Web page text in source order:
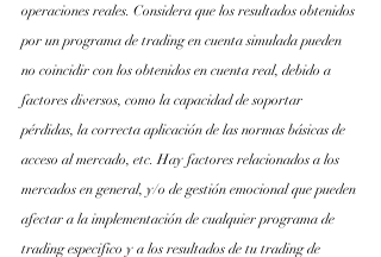
operaciones reales. Considera que los resultados obtenidos
por un programa de trading en cuenta simulada pueden
no coincidir con los obtenidos en cuenta real, debido a
factores diversos, como la capacidad de soportar
pérdidas, la correcta aplicación de las normas básicas de
acceso al mercado, etc. Hay factores relacionados a los
mercados en general, y/o de gestión emocional que pueden
afectar a la implementación de cualquier programa de
trading especifico y a los resultados de tu trading de